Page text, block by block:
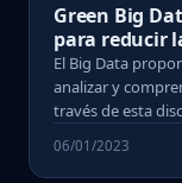
Green Big
para reducir
El Big Data
analizar y
través de esta
06/01/2023